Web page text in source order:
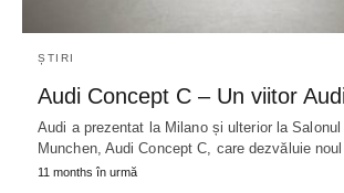
ȘTIRI
Audi Concept C – Un viitor
Audi a prezentat la Milano și ulterior la
Munchen, Audi Concept C, care dezvăluie
11 months în urmă